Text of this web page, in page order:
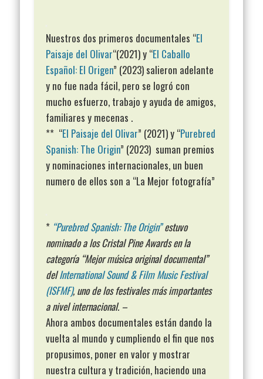
Nuestros dos primeros documentales “El
Paisaje del Olivar“(2021) y “El Caballo
Español: El Origen” (2023) salieron adelante
y no fue nada fácil, pero se logró con
mucho esfuerzo, trabajo y ayuda de amigos,
familiares y mecenas .
** “El Paisaje del Olivar” (2021) y “Purebred
Spanish: The Origin” (2023) suman premios
y nominaciones internacionales, un buen
numero de ellos son a “La Mejor fotografía”
* “Purebred Spanish: The Origin”estuvo
nominado a los Cristal Pine Awards en la
categoría “Mejor música original documental”
delInternational Sound & Film Music Festival
(ISFMF), uno de los festivales más importantes
a nivel internacional. –
Ahora ambos documentales están dando la
vuelta al mundo y cumpliendo el fin que nos
propusimos, poner en valor y mostrar
nuestra cultura y tradición, haciendo una